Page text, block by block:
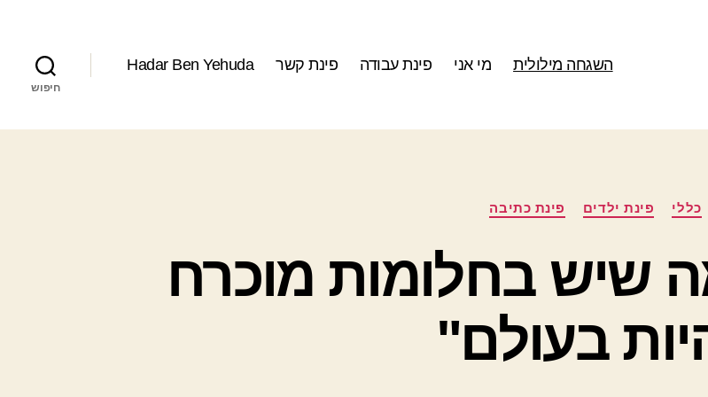
השגחה מילולית מי אני פינת עבודה פינת קשר Hadar Ben Yehuda
חיפוש
קטגוריות כללי פינת ילדים פינת כתיבה
שיש בחלומות מוכרח
בעולם"